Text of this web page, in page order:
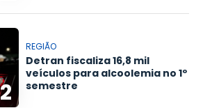
2
REGIÃO
Detran fiscaliza 16,8 mil
veículos para alcoolemia no 1º
semestre